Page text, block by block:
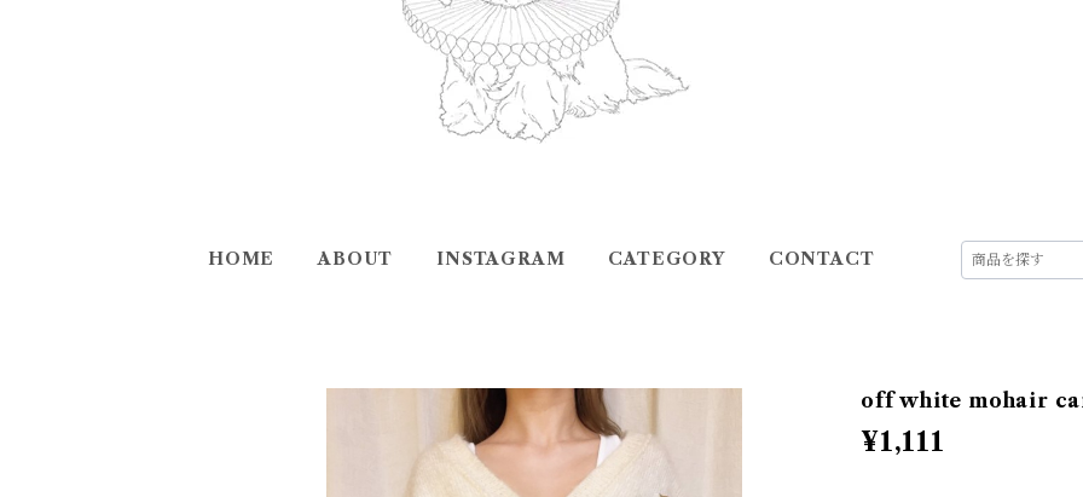
HOME ABOUT INSTAGRAM CATEGORY CONTACT
off white mohair
¥1,111